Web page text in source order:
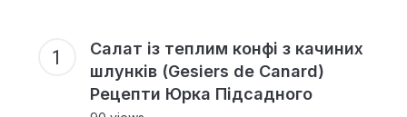
Салат із теплим конфі з качиних
шлунків (Gesiers de Canard)
Рецепти Юрка Підсадного